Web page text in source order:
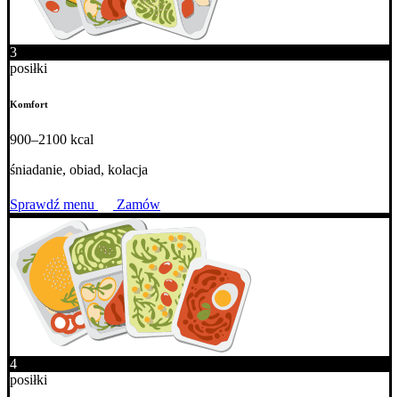
3
posiłki
Komfort
900–2100 kcal
śniadanie, obiad, kolacja
Sprawdź menu Zamów
4
posiłki